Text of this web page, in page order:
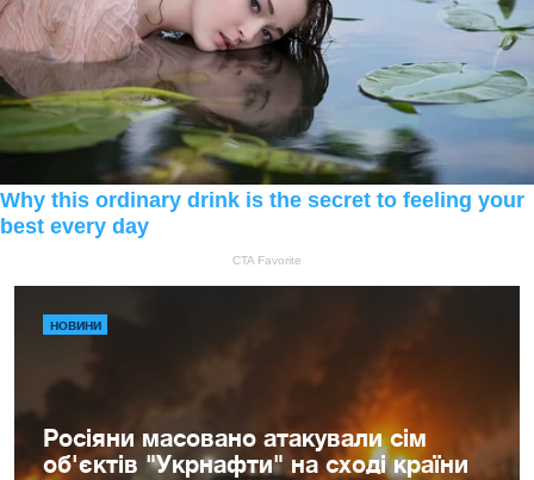
НОВИНИ
Росіяни масовано атакували сім
об'єктів "Укрнафти" на сході країни